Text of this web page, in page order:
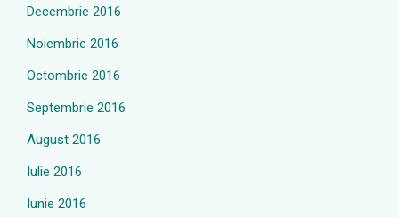
Decembrie 2016
Noiembrie 2016
Octombrie 2016
Septembrie 2016
August 2016
Iulie 2016
Iunie 2016